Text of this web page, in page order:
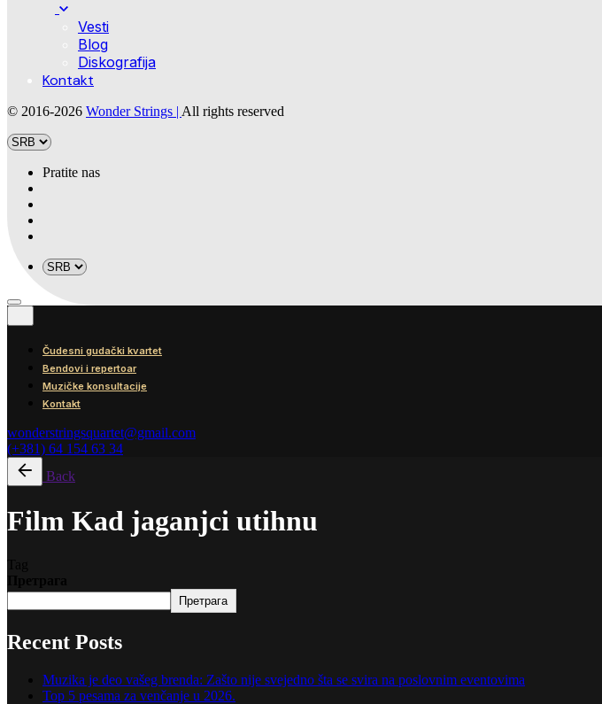
Vesti
Blog
Diskografija
Kontakt
© 2016-2026 Wonder Strings | All rights reserved
Pratite nas
Čudesni gudački kvartet
Bendovi i repertoar
Muzičke konsultacije
Kontakt
wonderstringsquartet@gmail.com
(+381) 64 154 63 34
Back
Film Kad jaganjci utihnu
Претрага
Recent Posts
Muzika je deo vašeg brenda: Zašto nije svejedno šta se svira na poslovnim eventovima
Top 5 pesama za venčanje u 2026.